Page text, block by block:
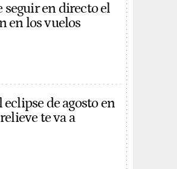
en directo el
en los vuelos
de agosto en
te va a